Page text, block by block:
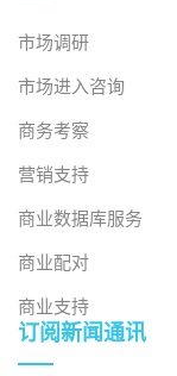
市场调研
市场进入咨询
商务考察
营销支持
商业数据库服务
商业配对
商业支持
订阅新闻通讯